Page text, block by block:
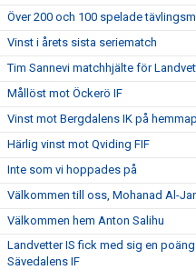
Över 200 och 100 spelade
Vinst i årets sista seriematch
Tim Sannevi matchhjälte för
Mållöst mot Öckerö IF
Vinst mot Bergdalens IK på
Härlig vinst mot Qviding FIF
Inte som vi hoppades på
Välkommen till oss, Mohanad Al-
Välkommen hem Anton Salihu
Landvetter IS fick med sig en
Sävedalens IF